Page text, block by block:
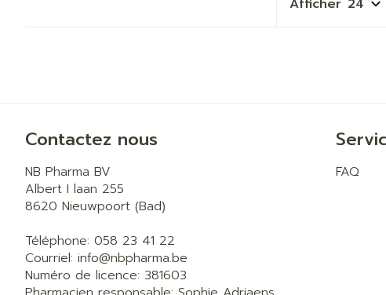
Afficher
Contactez nous
NB Pharma BV
Albert I laan 255
8620 Nieuwpoort (Bad)
Téléphone: 058 23 41 22
Courriel: info@nbpharma.be
Numéro de licence: 381603
FAQ